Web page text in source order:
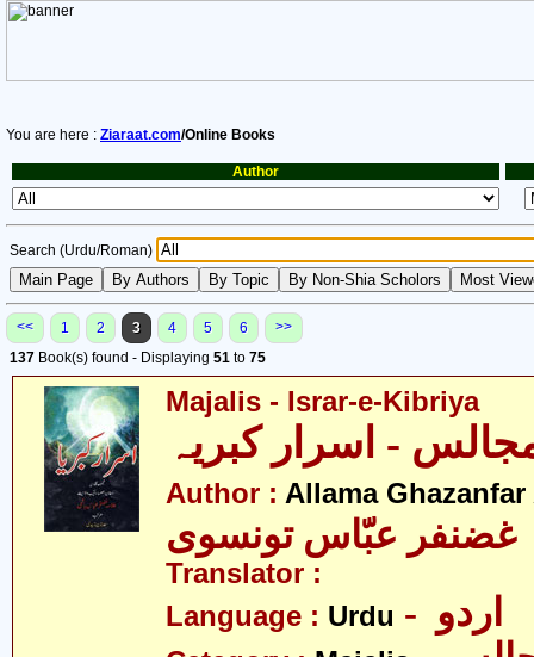
You are here : Ziaraat.com/Online Books
Author
Search (Urdu/Roman)
<< 1 2 3 4 5 6
>>
137 Book(s) found - Displaying 51 to 75
Majalis - Israr-e-Kibriya
Author : Allama
غضنفر عبّاس تونسوی
Translator :
Language : Urdu